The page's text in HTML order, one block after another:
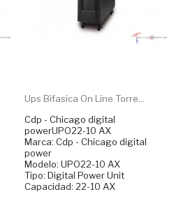
Ups Bifasica On Line Torre...
Cdp - Chicago digital
powerUPO22-10 AX
Marca: Cdp - Chicago digital
power
Modelo: UPO22-10 AX
Tipo: Digital Power Unit
Capacidad: 22-10 AX